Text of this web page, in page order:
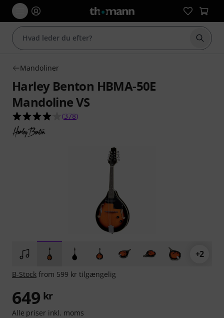
Start
Mandoliner
Harley Benton HBMA-50E
Mandoline VS
4.1 ud af 5 stjerner fra 378 kundebedømmelser
(378)
+2
B-Stock from 599 kr tilgængelig
649 kr
Alle priser inkl. moms